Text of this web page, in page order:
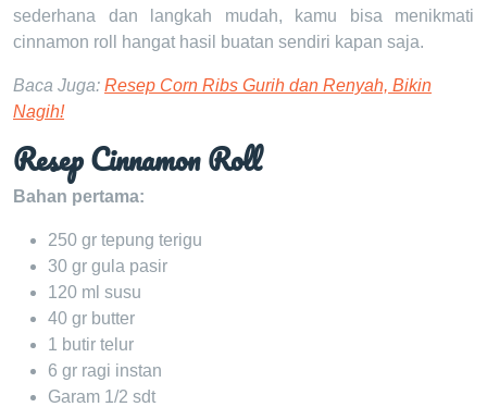
sederhana dan langkah mudah, kamu bisa menikmati
cinnamon roll hangat hasil buatan sendiri kapan saja.
Baca Juga: Resep Corn Ribs Gurih dan Renyah, Bikin
Nagih!
Resep Cinnamon Roll
Bahan pertama:
250 gr tepung terigu
30 gr gula pasir
120 ml susu
40 gr butter
1 butir telur
6 gr ragi instan
Garam 1/2 sdt